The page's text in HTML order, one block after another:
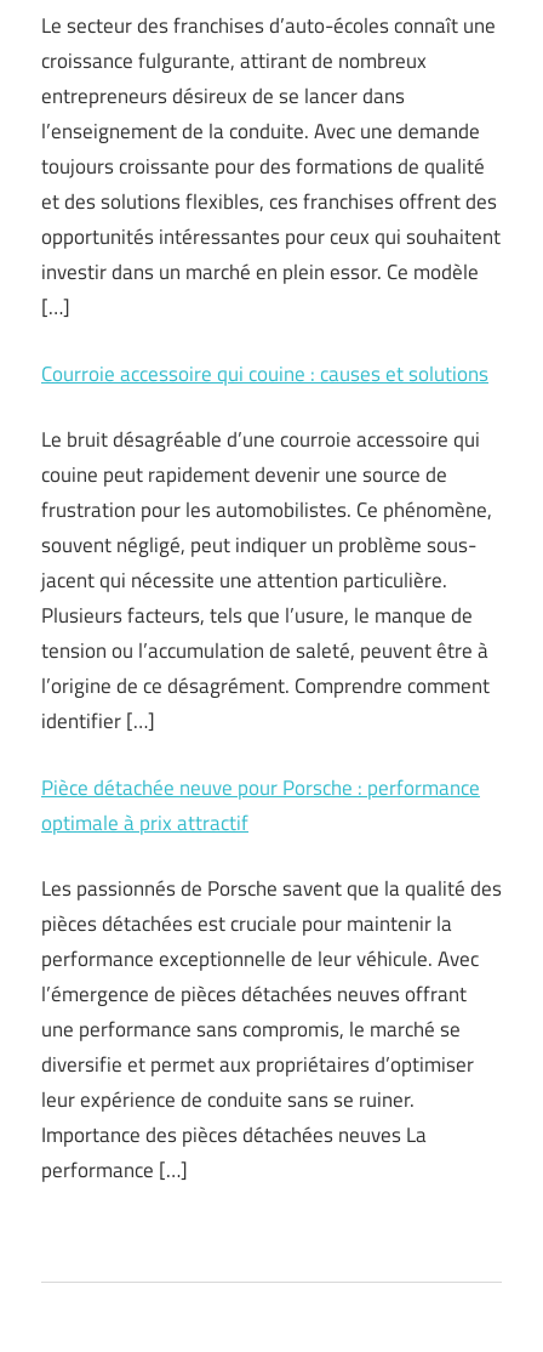
Le secteur des franchises d’auto-écoles connaît une
croissance fulgurante, attirant de nombreux
entrepreneurs désireux de se lancer dans
l’enseignement de la conduite. Avec une demande
toujours croissante pour des formations de qualité
et des solutions flexibles, ces franchises offrent des
opportunités intéressantes pour ceux qui souhaitent
investir dans un marché en plein essor. Ce modèle
[…]
Courroie accessoire qui couine : causes et solutions
Le bruit désagréable d’une courroie accessoire qui
couine peut rapidement devenir une source de
frustration pour les automobilistes. Ce phénomène,
souvent négligé, peut indiquer un problème sous-
jacent qui nécessite une attention particulière.
Plusieurs facteurs, tels que l’usure, le manque de
tension ou l’accumulation de saleté, peuvent être à
l’origine de ce désagrément. Comprendre comment
identifier […]
Pièce détachée neuve pour Porsche : performance
optimale à prix attractif
Les passionnés de Porsche savent que la qualité des
pièces détachées est cruciale pour maintenir la
performance exceptionnelle de leur véhicule. Avec
l’émergence de pièces détachées neuves offrant
une performance sans compromis, le marché se
diversifie et permet aux propriétaires d’optimiser
leur expérience de conduite sans se ruiner.
Importance des pièces détachées neuves La
performance […]